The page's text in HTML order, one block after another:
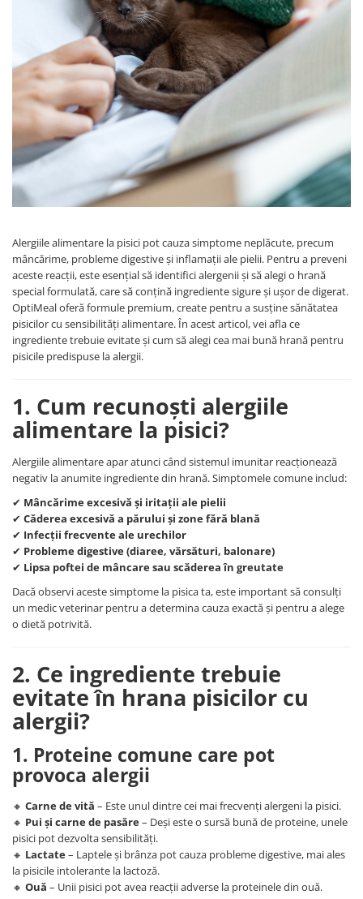
Alergiile alimentare la pisici pot cauza simptome neplăcute, precum
mâncărime, probleme digestive și inflamații ale pielii. Pentru a preveni
aceste reacții, este esențial să identifici alergenii și să alegi o hrană
special formulată, care să conțină ingrediente sigure și ușor de digerat.
OptiMeal oferă formule premium, create pentru a susține sănătatea
pisicilor cu sensibilități alimentare. În acest articol, vei afla ce
ingrediente trebuie evitate și cum să alegi cea mai bună hrană pentru
pisicile predispuse la alergii.
1. Cum recunoști alergiile
alimentare la pisici?
Alergiile alimentare apar atunci când sistemul imunitar reacționează
negativ la anumite ingrediente din hrană. Simptomele comune includ:
✔ Mâncărime excesivă și iritații ale pielii
✔ Căderea excesivă a părului și zone fără blană
✔ Infecții frecvente ale urechilor
✔ Probleme digestive (diaree, vărsături, balonare)
✔ Lipsa poftei de mâncare sau scăderea în greutate
Dacă observi aceste simptome la pisica ta, este important să consulți
un medic veterinar pentru a determina cauza exactă și pentru a alege
o dietă potrivită.
2. Ce ingrediente trebuie
evitate în hrana pisicilor cu
alergii?
1. Proteine comune care pot
provoca alergii
🔸 Carne de vită – Este unul dintre cei mai frecvenți alergeni la pisici.
🔸 Pui și carne de pasăre– Deși este o sursă bună de proteine, unele
pisici pot dezvolta sensibilități.
🔸 Lactate– Laptele și brânza pot cauza probleme digestive, mai ales
la pisicile intolerante la lactoză.
🔸 Ouă – Unii pisici pot avea reacții adverse la proteinele din ouă.